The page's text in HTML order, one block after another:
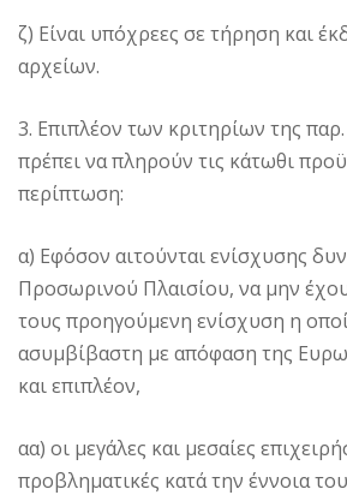
ζ) Είναι υπόχρεες σε τήρηση και
αρχείων.
3. Επιπλέον των κριτηρίων της παρ.
πρέπει να πληρούν τις κάτωθι
περίπτωση:
α) Εφόσον αιτούνται ενίσχυσης
Προσωρινού Πλαισίου, να μην
τους προηγούμενη ενίσχυση η
ασυμβίβαστη με απόφαση της
και επιπλέον,
αα) οι μεγάλες και μεσαίες
προβληματικές κατά την έννοια